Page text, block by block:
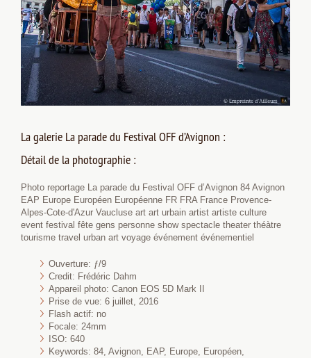
La galerie La parade du Festival OFF d’Avignon :
Détail de la photographie :
Photo reportage La parade du Festival OFF d’Avignon 84 Avignon
EAP Europe Européen Européenne FR FRA France Provence-
Alpes-Cote-d'Azur Vaucluse art art urbain artist artiste culture
event festival fête gens personne show spectacle theater théàtre
tourisme travel urban art voyage événement événementiel
Ouverture: ƒ/9
Credit: Frédéric Dahm
Appareil photo: Canon EOS 5D Mark II
Prise de vue: 6 juillet, 2016
Flash actif: no
Focale: 24mm
ISO: 640
Keywords: 84, Avignon, EAP, Europe, Européen,